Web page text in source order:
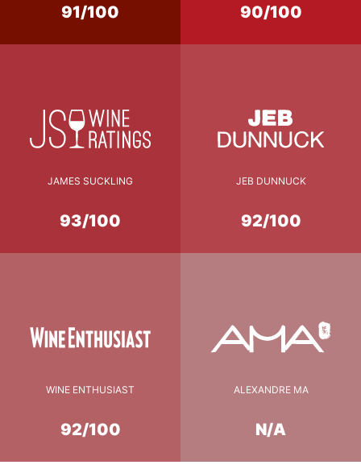
91/100 90/100
JAMES SUCKLING
93/100
JEB DUNNUCK
92/100
WINE ENTHUSIAST
92/100
ALEXANDRE MA
N/A